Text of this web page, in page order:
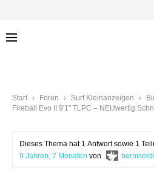
Start › Foren › Surf Kleinanzeigen ›
Fireball Evo II 9'1'' TLPC – NEUwertig
Dieses Thema hat 1 Antwort sowie 1
9 Jahren, 7 Monaten von berniseidl